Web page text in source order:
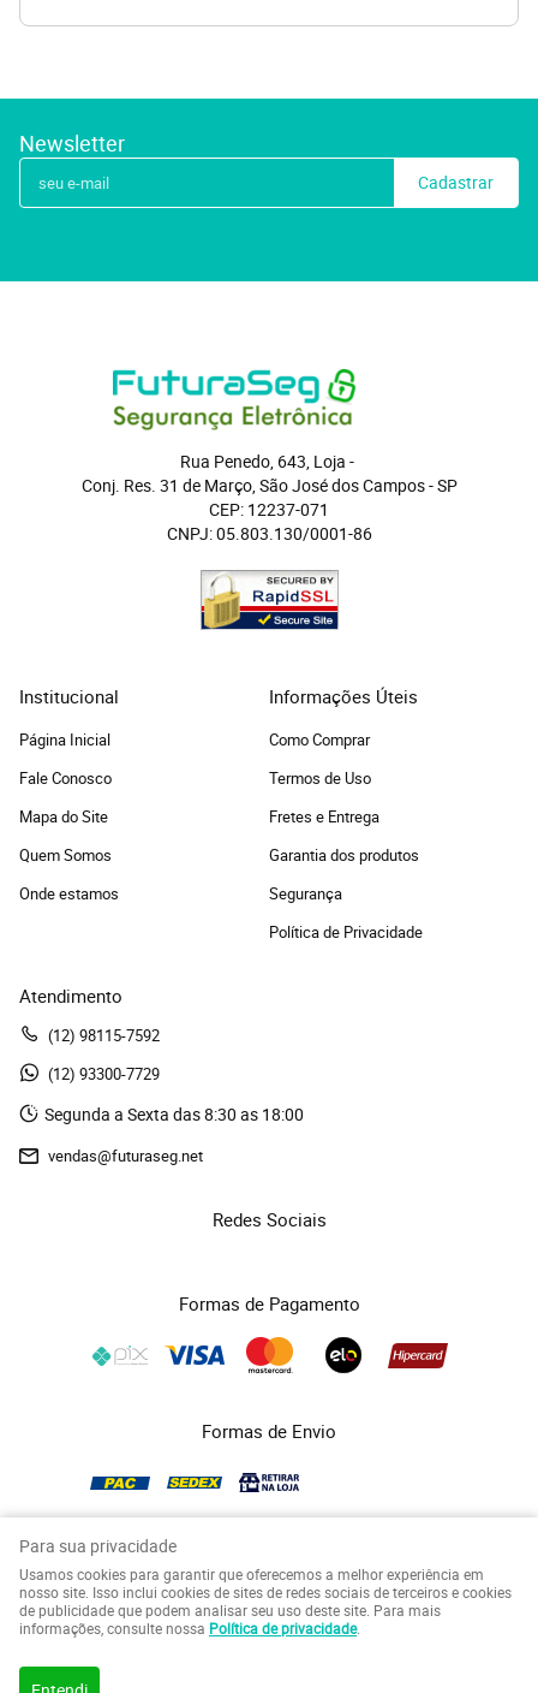
Newsletter
Cadastrar
Rua Penedo, 643, Loja -
Conj. Res. 31 de Março, São José dos Campos - SP
CEP: 12237-071
CNPJ: 05.803.130/0001-86
Institucional
Página Inicial
Fale Conosco
Mapa do Site
Quem Somos
Onde estamos
Informações Úteis
Como Comprar
Termos de Uso
Fretes e Entrega
Garantia dos produtos
Segurança
Política de Privacidade
Atendimento
(12) 98115-7592
(12) 93300-7729
Segunda a Sexta das 8:30 as 18:00
vendas@futuraseg.net
Redes Sociais
Formas de Pagamento
Formas de Envio
COPYRIGHT FUTURASEG - 2026 - TODOS OS DIREITOS RESERVADOS.
LOJA VIRTUAL CRIADA POR
Para sua privacidade
Usamos cookies para garantir que oferecemos a melhor experiência em
nosso site. Isso inclui cookies de sites de redes sociais de terceiros e cookies
de publicidade que podem analisar seu uso deste site. Para mais
informações, consulte nossa Política de privacidade.